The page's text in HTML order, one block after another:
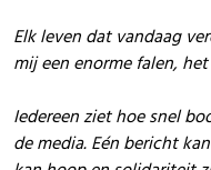
Elk leven dat vandaag
mij een enorme falen,
Iedereen ziet hoe snel
de media. Eén bericht